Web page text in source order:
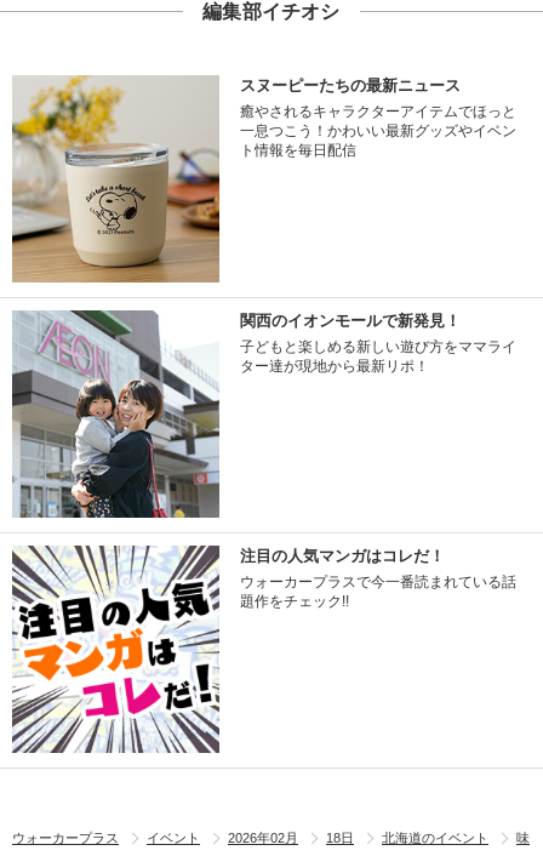
編集部イチオシ
スヌーピーたちの最新ニュース
癒やされるキャラクターアイテムでほっと
一息つこう！かわいい最新グッズやイベン
ト情報を毎日配信
関西のイオンモールで新発見！
子どもと楽しめる新しい遊び方をママライ
ター達が現地から最新リポ！
注目の人気マンガはコレだ！
ウォーカープラスで今一番読まれている話
題作をチェック!!
ウォーカープラス イベント 2026年02月 18日 北海道のイベント
味